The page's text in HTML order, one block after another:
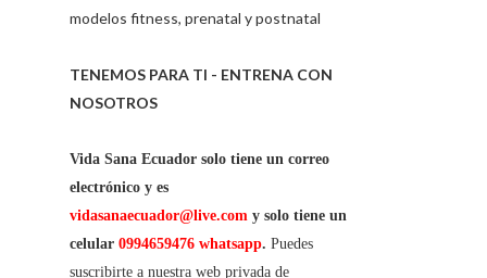
modelos fitness, prenatal y postnatal
TENEMOS PARA TI - ENTRENA CON
NOSOTROS
Vida Sana Ecuador solo tiene un correo
electrónico y es
vidasanaecuador@live.com y solo tiene un
celular 0994659476 whatsapp. Puedes
suscribirte a nuestra web privada de